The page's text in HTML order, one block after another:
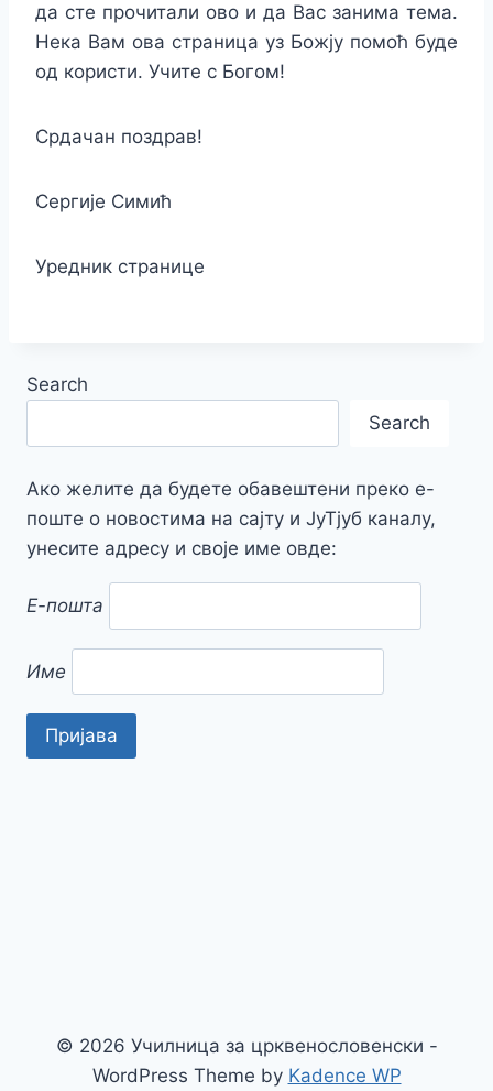
да сте прочитали ово и да Вас занима тема.
Нека Вам ова страница уз Божју помоћ буде
од користи. Учите с Богом!
Срдачан поздрав!
Сергије Симић
Уредник странице
Search
Search
Ако желите да будете обавештени преко е-
поште о новостима на сајту и ЈуТјуб каналу,
унесите адресу и своје име овде:
Е-пошта
Име
© 2026 Училница за црквенословенски -
WordPress Theme by Kadence WP